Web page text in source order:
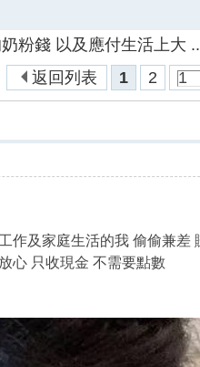
粉錢 以及應付生活上大
1
2
返回列表
作及家庭生活的我 偷偷兼差
心 只收現金 不需要點數